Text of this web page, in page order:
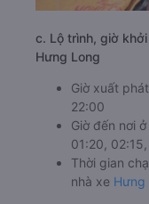
c. Lộ trình, giờ
Hưng Long
Giờ xuất
22:00
Giờ đến nơi
01:20,
Thời gian
nhà xe Hưng